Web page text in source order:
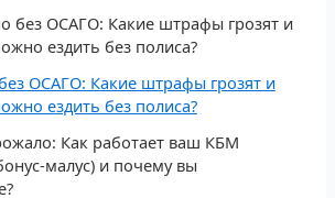
ОСАГО: Какие штрафы грозят и
ездить без полиса?